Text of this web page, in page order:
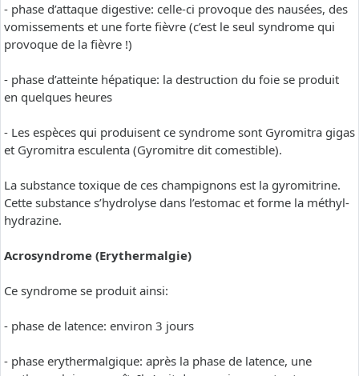
- phase d’attaque digestive: celle-ci provoque des nausées, des
vomissements et une forte fièvre (c’est le seul syndrome qui
provoque de la fièvre !)
- phase d’atteinte hépatique: la destruction du foie se produit
en quelques heures
- Les espèces qui produisent ce syndrome sont Gyromitra gigas
et Gyromitra esculenta (Gyromitre dit comestible).
La substance toxique de ces champignons est la gyromitrine.
Cette substance s’hydrolyse dans l’estomac et forme la méthyl-
hydrazine.
Acrosyndrome (Erythermalgie)
Ce syndrome se produit ainsi:
- phase de latence: environ 3 jours
- phase erythermalgique: après la phase de latence, une